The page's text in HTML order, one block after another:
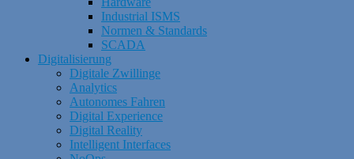
Industrial ISMS
Normen & Standards
SCADA
Digitalisierung
Digitale Zwillinge
Analytics
Autonomes Fahren
Digital Experience
Digital Reality
Intelligent Interfaces